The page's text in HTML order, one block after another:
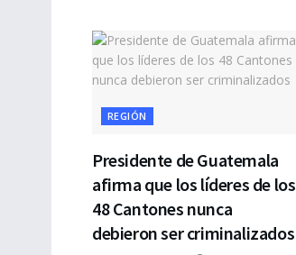
REGIÓN
Presidente de Guatemala
afirma que los líderes de los
48 Cantones nunca
debieron ser criminalizados